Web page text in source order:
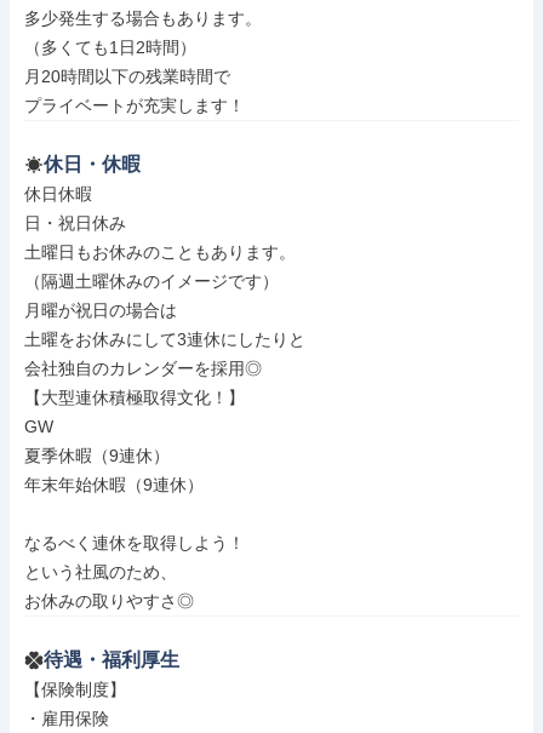
多少発生する場合もあります。
（多くても1日2時間）
月20時間以下の残業時間で
プライベートが充実します！
休日・休暇
休日休暇
日・祝日休み
土曜日もお休みのこともあります。
（隔週土曜休みのイメージです）
月曜が祝日の場合は
土曜をお休みにして3連休にしたりと
会社独自のカレンダーを採用◎
【大型連休積極取得文化！】
GW
夏季休暇（9連休）
年末年始休暇（9連休）
なるべく連休を取得しよう！
という社風のため、
お休みの取りやすさ◎
待遇・福利厚生
【保険制度】
・雇用保険